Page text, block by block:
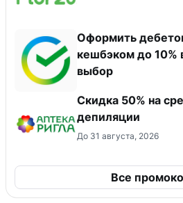
Оформить
кешбэком до 10%
выбор
Скидка 50% на
депиляции
До 31 августа, 2026
Все